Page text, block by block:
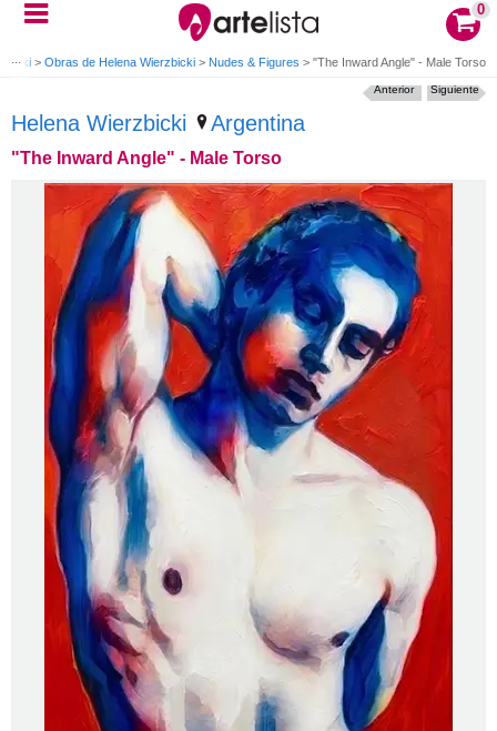
0
> Obras de Helena Wierzbicki > Nudes & Figures > "The Inward Angle" - Male Torso
Helena Wierzbicki Argentina
"The Inward Angle" - Male Torso
Siguiente
Anterior